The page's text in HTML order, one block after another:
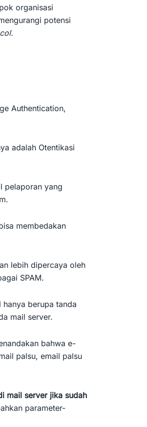
organisasi
potensi
Authentication,
adalah Otentikasi
pelaporan yang
membedakan
lebih dipercaya oleh
SPAM.
berupa tanda
mail server.
bahwa e-
palsu, email palsu
mail server jika sudah
parameter-